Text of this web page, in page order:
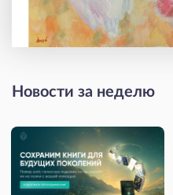
Новости за неделю